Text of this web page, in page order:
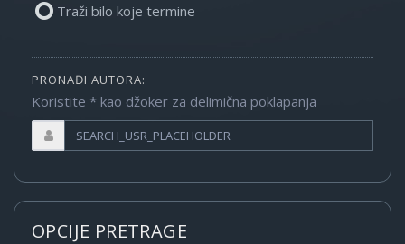
Traži bilo koje termine
PRONAĐI AUTORA:
Koristite * kao džoker za delimična poklapanja
OPCIJE PRETRAGE